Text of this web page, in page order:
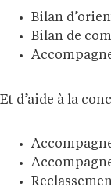
Bilan
Bilan de
Et d’aide à la